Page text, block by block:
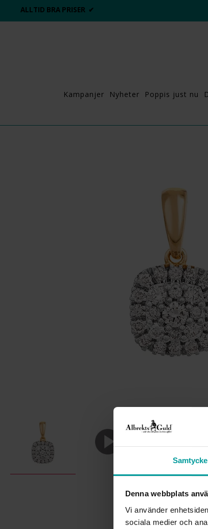
Samtycke
Denna webbplats
Vi använder
sociala medier och
ALLTID BRA PRISER ✔
Kampanjer Nyheter Poppis just nu